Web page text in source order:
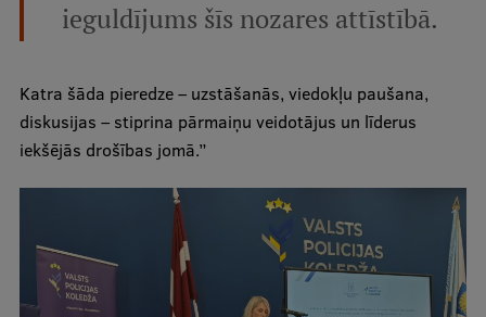
Atvērtā universitāte
Sagatavošanas kursi
Profesionālās pilnveides kursi
ESF kvalifikācijas celšanas kursi
Pedagoģiskās izaugsmes centrs
ieguldījums šīs nozares attīstībā.
Katra šāda pieredze – uzstāšanās, viedokļu paušana,
diskusijas – stiprina pārmaiņu veidotājus un līderus
iekšējās drošības jomā.”